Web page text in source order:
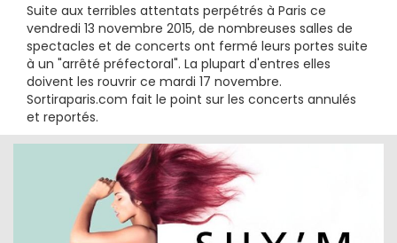
Suite aux terribles attentats perpétrés à Paris ce
vendredi 13 novembre 2015, de nombreuses salles de
spectacles et de concerts ont fermé leurs portes suite
à un "arrêté préfectoral". La plupart d'entres elles
doivent les rouvrir ce mardi 17 novembre.
Sortiraparis.com fait le point sur les concerts annulés
et reportés.